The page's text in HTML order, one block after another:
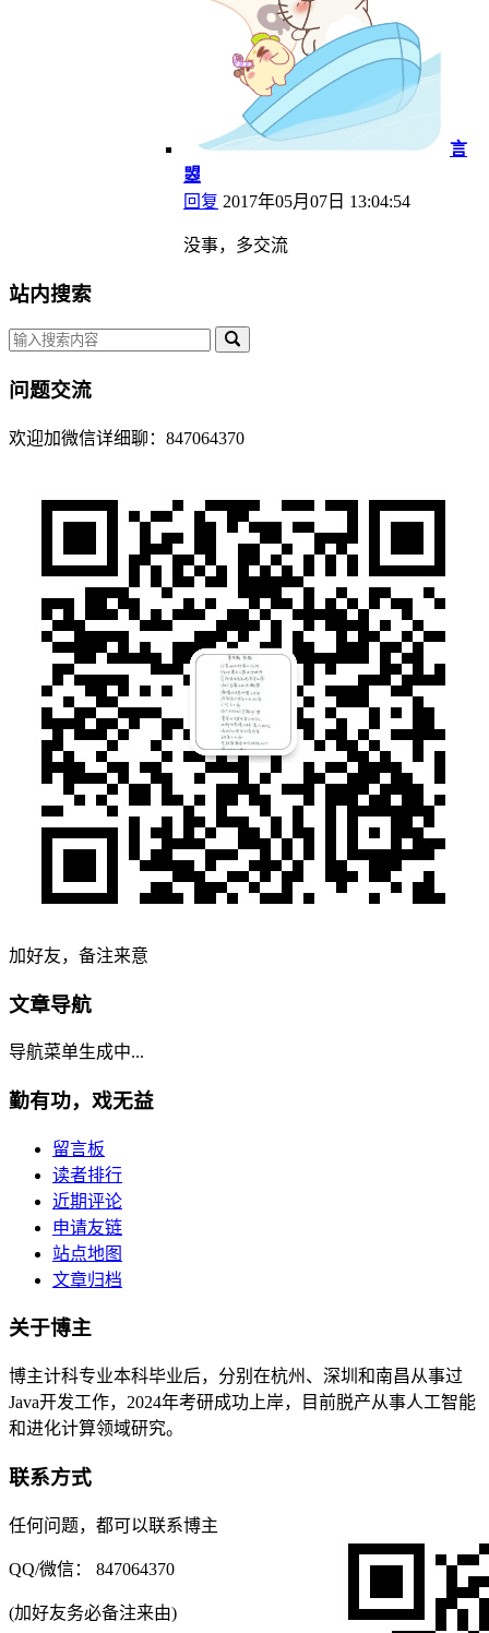
言
曌
回复 2017年05月07日 13:04:54
没事，多交流
站内搜索
问题交流
欢迎加微信详细聊：847064370
加好友，备注来意
文章导航
导航菜单生成中...
勤有功，戏无益
留言板
读者排行
近期评论
申请友链
站点地图
文章归档
关于博主
博主计科专业本科毕业后，分别在杭州、深圳和南昌从事过
Java开发工作，2024年考研成功上岸，目前脱产从事人工智能
和进化计算领域研究。
联系方式
任何问题，都可以联系博主
QQ/微信： 847064370
(加好友务必备注来由)